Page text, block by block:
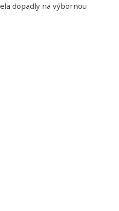
dopadly na výbornou